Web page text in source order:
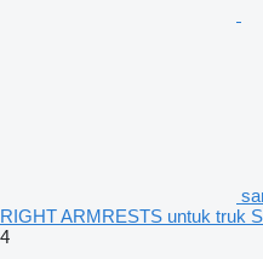
RIGHT ARMRESTS untuk truk
4